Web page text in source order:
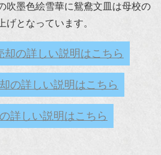
吹墨色絵雪華に鴛鴦文皿は母校の
げとなっています。
却の詳しい説明はこちら
の詳しい説明はこちら
詳しい説明はこちら